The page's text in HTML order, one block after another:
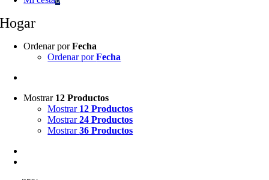
Hogar
Ordenar porFecha
Ordenar porFecha
Mostrar 12 Productos
Mostrar 12 Productos
Mostrar24 Productos
Mostrar36 Productos